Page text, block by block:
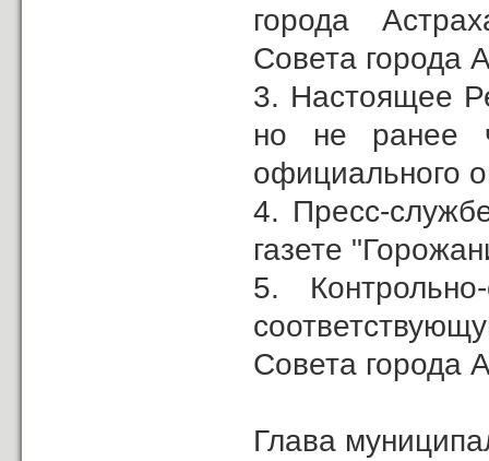
города
Совета города
3. Настоящее
но не ранее
официального
4. Пресс-
газете
5.
Совета города
Глава